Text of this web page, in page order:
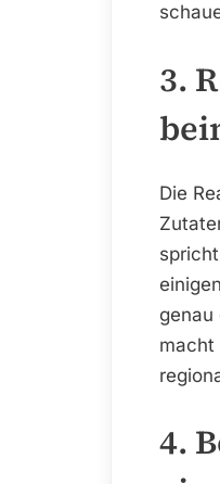
3.
Die
genau
macht
4.